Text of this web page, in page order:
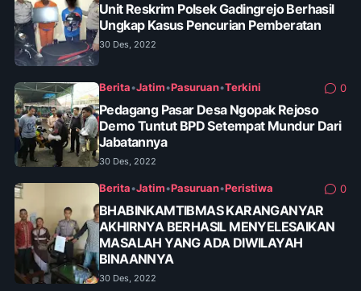
Unit Reskrim Polsek Gadingrejo Berhasil
Ungkap Kasus Pencurian Pemberatan
30 Des, 2022
Berita•Jatim•Pasuruan•Terkini 0
Pedagang Pasar Desa Ngopak Rejoso
Demo Tuntut BPD Setempat Mundur Dari
Jabatannya
30 Des, 2022
Berita•Jatim•Pasuruan•Peristiwa 0
BHABINKAMTIBMAS KARANGANYAR
AKHIRNYA BERHASIL MENYELESAIKAN
MASALAH YANG ADA DIWILAYAH
BINAANNYA
30 Des, 2022